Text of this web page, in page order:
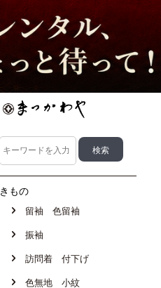
きもの
留袖 色留袖
振袖
訪問着 付下げ
色無地 小紋